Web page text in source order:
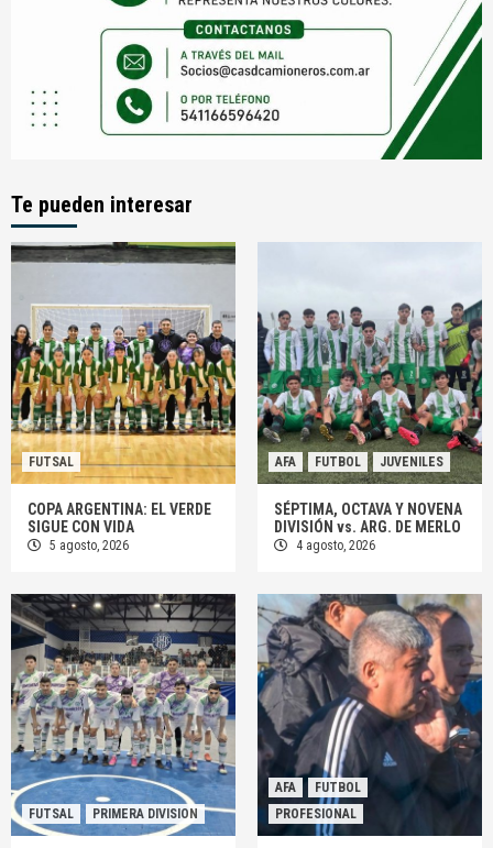
Te pueden interesar
FUTSAL
COPA ARGENTINA: EL VERDE
SIGUE CON VIDA
5 agosto, 2026
AFA FUTBOL JUVENILES
SÉPTIMA, OCTAVA Y NOVENA
DIVISIÓN vs. ARG. DE MERLO
4 agosto, 2026
FUTSAL PRIMERA DIVISION
AFA
FUTBOL
PROFESIONAL